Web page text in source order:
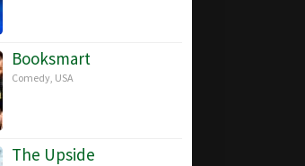
Booksmart
Comedy, USA
The Upside